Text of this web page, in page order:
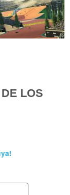
LOS